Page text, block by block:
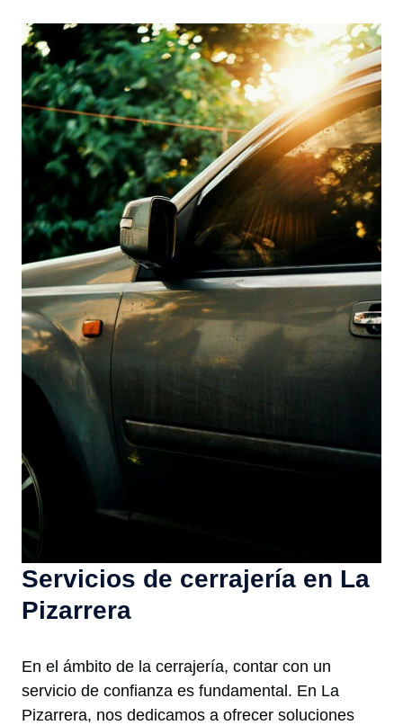
Servicios de cerrajería en La
Pizarrera
En el ámbito de la cerrajería, contar con un
servicio de confianza es fundamental. En La
Pizarrera, nos dedicamos a ofrecer soluciones